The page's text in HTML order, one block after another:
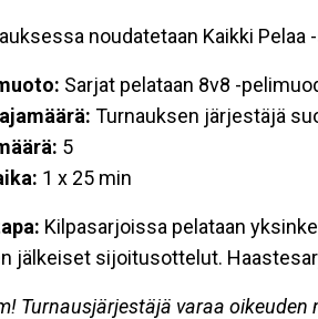
noudatetaan Kaikki Pelaa
Sarjat pelataan 8v8 -
Turnauksen järjestäjä
5
1 x 25 min
Kilpasarjoissa pelataan
jälkeiset sijoitusottelut.
Turnausjärjestäjä varaa